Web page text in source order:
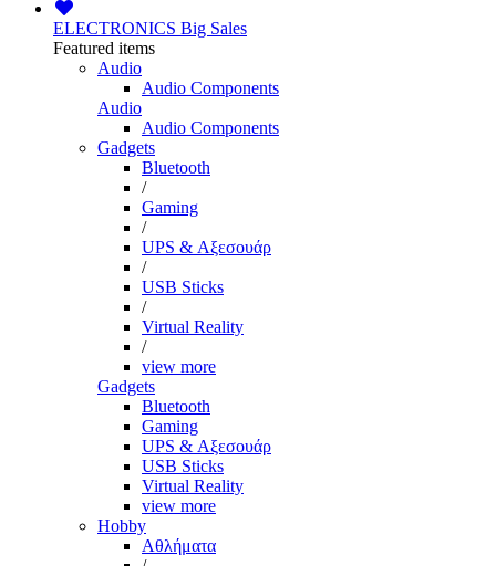
ELECTRONICS Big Sales
Featured items
Audio
Audio Components
Audio
Audio Components
Gadgets
Bluetooth
/
Gaming
/
UPS & Αξεσουάρ
/
USB Sticks
/
Virtual Reality
/
view more
Gadgets
Bluetooth
Gaming
UPS & Αξεσουάρ
USB Sticks
Virtual Reality
view more
Hobby
Αθλήματα